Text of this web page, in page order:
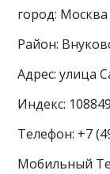
город: Москва
Район:
Адрес: улица
Индекс:
Телефон: +7
Мобильный